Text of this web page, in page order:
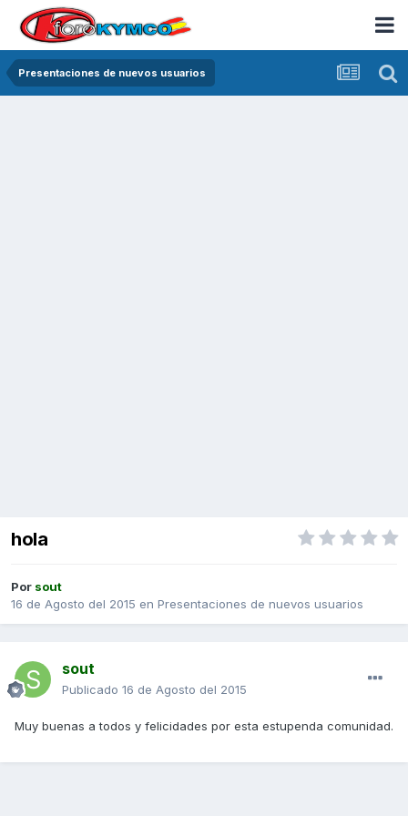
Presentaciones de nuevos usuarios
hola
Por sout
16 de Agosto del 2015 en Presentaciones de nuevos usuarios
sout
Publicado 16 de Agosto del 2015
Muy buenas a todos y felicidades por esta estupenda comunidad.